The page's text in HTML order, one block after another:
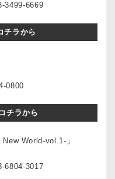
3499-6669
チラから
0800
チラから
World-vol.1-」
6804-3017